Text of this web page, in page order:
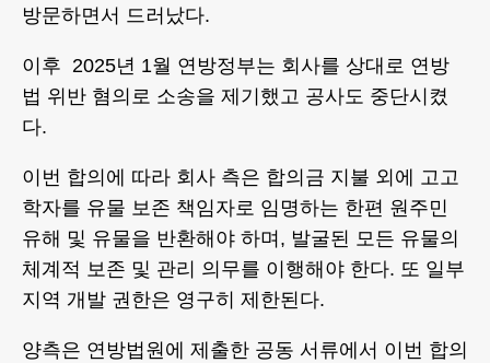
방문하면서 드러났다.
이후 2025년 1월 연방정부는 회사를 상대로 연방
법 위반 혐의로 소송을 제기했고 공사도 중단시켰
다.
이번 합의에 따라 회사 측은 합의금 지불 외에 고고
학자를 유물 보존 책임자로 임명하는 한편 원주민
유해 및 유물을 반환해야 하며, 발굴된 모든 유물의
체계적 보존 및 관리 의무를 이행해야 한다. 또 일부
지역 개발 권한은 영구히 제한된다.
양측은 연방법원에 제출한 공동 서류에서 이번 합의